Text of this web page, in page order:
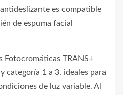
es compatible
de espuma facial
Fotocromáticas TRANS+
categoría 1 a 3, ideales para
de luz variable. Al